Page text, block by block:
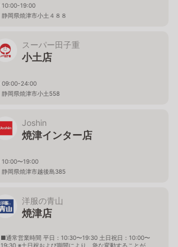
10:00-19:00
静岡県焼津市小土４８８
スーパー田子重
小土店
09:00-24:00
静岡県焼津市小土558
Joshin
焼津インター店
10:00〜19:00
静岡県焼津市越後島385
洋服の青山
焼津店
■通常営業時間 平日：10:30〜19:30 土日祝日：10:00〜
19:30 ※土日祝および期間により、急な変動することが